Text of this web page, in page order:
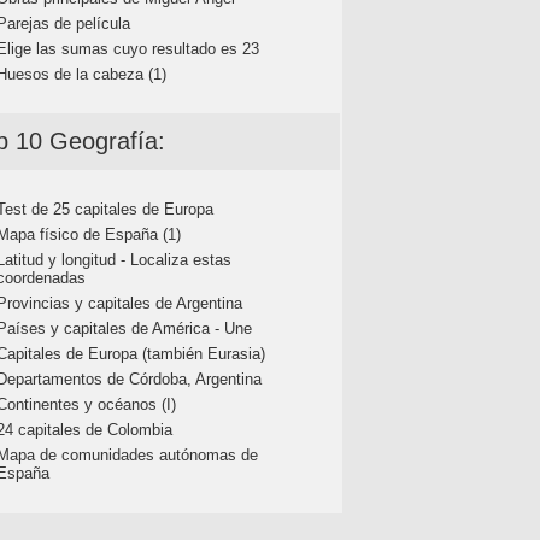
de película
las sumas cuyo resultado es 23
de la cabeza (1)
10 Geografía:
de 25 capitales de Europa
físico de España (1)
y longitud - Localiza estas
y capitales de Argentina
y capitales de América - Une
de Europa (también Eurasia)
de Córdoba, Argentina
y océanos (I)
capitales de Colombia
de comunidades autónomas de